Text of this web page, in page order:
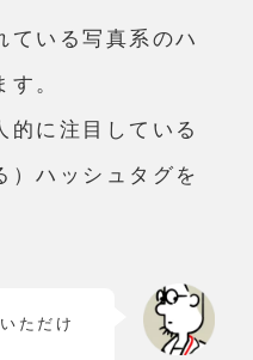
ている写真系のハ
。
的に注目している
）ハッシュタグを
ただけ